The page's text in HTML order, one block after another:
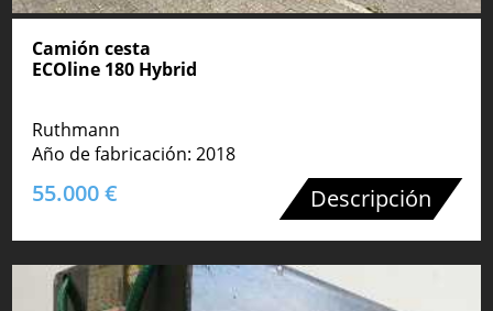
Camión cesta
ECOline 180 Hybrid
Ruthmann
Año de fabricación: 2018
55.000 € Descripción